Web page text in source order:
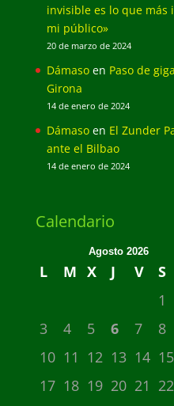
invisible es lo que más
mi público»
20 de marzo de 2024
Dámasoen Paso de
Girona
14 de enero de 2024
Dámasoen El Zunder
ante el Bilbao
14 de enero de 2024
Calendario
Agosto 2026
L M X J V S
1
3
4 5 6 7 8
10 11 12 13 14 15
17 18 19 20 21 22